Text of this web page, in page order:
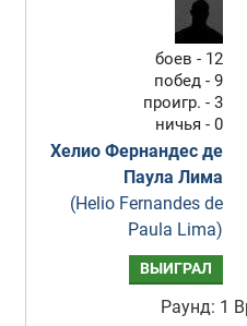
боев - 12
побед - 9
проигр. - 3
ничья - 0
Хелио Фернандес де
Паула Лима
(Helio Fernandes de
Paula Lima)
ВЫИГРАЛ
Раунд: 1